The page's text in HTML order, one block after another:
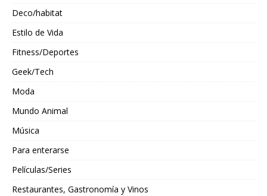
Deco/habitat
Estilo de Vida
Fitness/Deportes
Geek/Tech
Moda
Mundo Animal
Música
Para enterarse
Películas/Series
Restaurantes, Gastronomía y Vinos